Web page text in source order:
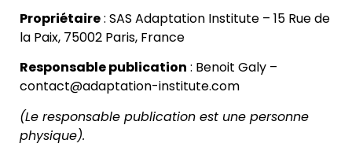
Propriétaire: SAS Adaptation Institute – 15 Rue de
la Paix, 75002 Paris, France
Responsable publication : Benoit Galy –
contact@adaptation-institute.com
(Le responsable publication est une personne
physique).